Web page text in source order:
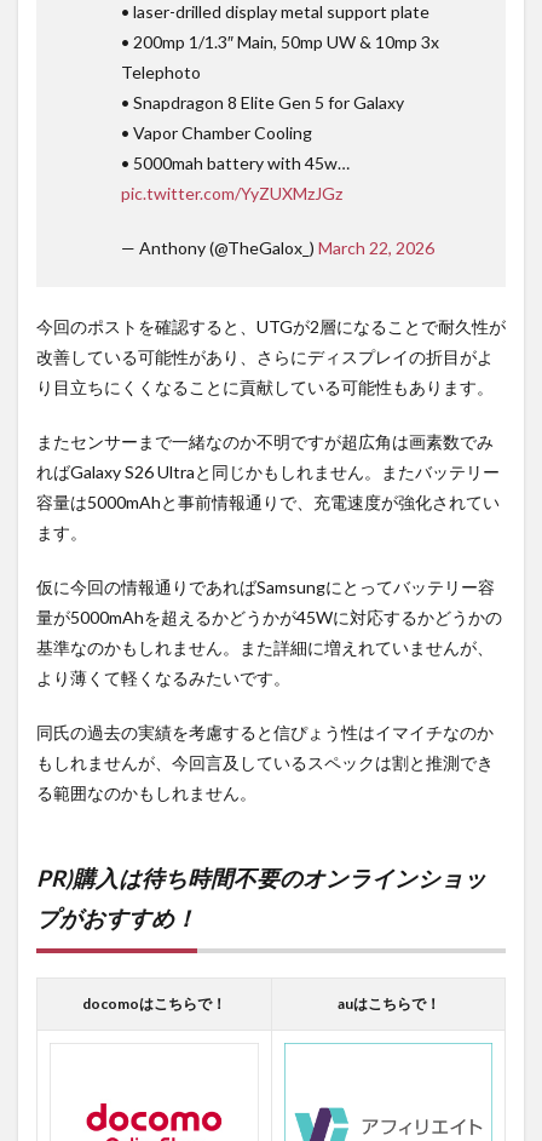
• laser-drilled display metal support plate
• 200mp 1/1.3″ Main, 50mp UW & 10mp 3x
Telephoto
• Snapdragon 8 Elite Gen 5 for Galaxy
• Vapor Chamber Cooling
• 5000mah battery with 45w…
pic.twitter.com/YyZUXMzJGz
— Anthony (@TheGalox_) March 22, 2026
今回のポストを確認すると、UTGが2層になることで耐久性が
改善している可能性があり、さらにディスプレイの折目がよ
り目立ちにくくなることに貢献している可能性もあります。
またセンサーまで一緒なのか不明ですが超広角は画素数でみ
ればGalaxy S26 Ultraと同じかもしれません。またバッテリー
容量は5000mAhと事前情報通りで、充電速度が強化されてい
ます。
仮に今回の情報通りであればSamsungにとってバッテリー容
量が5000mAhを超えるかどうかが45Wに対応するかどうかの
基準なのかもしれません。また詳細に増えれていませんが、
より薄くて軽くなるみたいです。
同氏の過去の実績を考慮すると信ぴょう性はイマイチなのか
もしれませんが、今回言及しているスペックは割と推測でき
る範囲なのかもしれません。
PR)購入は待ち時間不要のオンラインショッ
プがおすすめ！
docomoはこちらで！ auはこちらで！